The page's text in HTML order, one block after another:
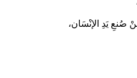
صُنعِ يَدِ الإنْسَان،